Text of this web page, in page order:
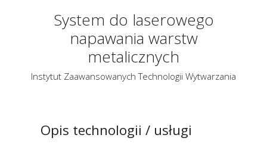
System do laserowego
napawania warstw
metalicznych
Instytut Zaawansowanych Technologii Wytwarzania
Opis technologii / usługi